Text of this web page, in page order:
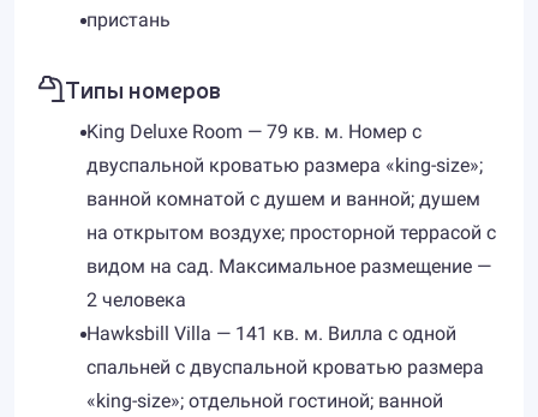
пристань
Типы номеров
King Deluxe Room — 79 кв. м. Номер с
двуспальной кроватью размера «king-size»;
ванной комнатой с душем и ванной; душем
на открытом воздухе; просторной террасой с
видом на сад. Максимальное размещение —
2 человека
Hawksbill Villa — 141 кв. м. Вилла с одной
спальней с двуспальной кроватью размера
«king-size»; отдельной гостиной; ванной